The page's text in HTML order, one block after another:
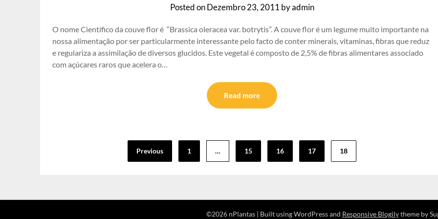
Posted onDezembro 23, 2011 byadmin
O nome Científico da couve flor é “Brassica oleracea var. botrytis”. A couve flor é um legume muito importante na
nossa alimentação por ser particularmente interessante pelo facto de conter minerais, vitaminas, fibras que reduz
e regulariza a assimilação de diversos glucidos. Este vegetal é composto de 2,5% de fibras alimentares associado
com açúcares raros que acelera o…
Read more
Previous 1 … 15 16 17 18
©2026 nPlantas | Built using WordPress and Responsive Blogilytheme by